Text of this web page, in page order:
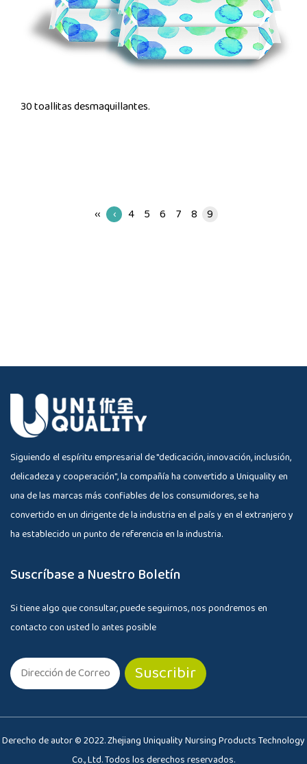
30 toallitas desmaquillantes.
‹‹ ‹ 4 5 6 7 8 9
Siguiendo el espíritu empresarial de "dedicación, innovación, inclusión,
delicadeza y cooperación", la compañía ha convertido a Uniquality en
una de las marcas más confiables de los consumidores, se ha
convertido en un dirigente de la industria en el país y en el extranjero y
ha establecido un punto de referencia en la industria.
Suscríbase a Nuestro Boletín
Si tiene algo que consultar, puede seguirnos, nos pondremos en
contacto con usted lo antes posible
Derecho de autor © 2022. Zhejiang Uniquality Nursing Products Technology
Co., Ltd. Todos los derechos reservados.